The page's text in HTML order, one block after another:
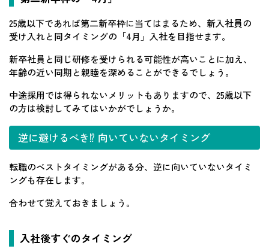
25歳以下であれば第二新卒枠に当てはまるため、新入社員の
受け入れと同タイミングの「4月」入社を目指せます。
新卒社員と同じ研修を受けられる可能性が高いことに加え、
年齢の近い同期と親睦を深めることができるでしょう。
中途採用では得られないメリットもありますので、25歳以下
の方は検討してみてはいかがでしょうか。
逆に避けるべき⁉ 向いていないタイミング
転職のベストタイミングがある分、逆に向いていないタイミ
ングも存在します。
合わせて覚えておきましょう。
入社後すぐのタイミング